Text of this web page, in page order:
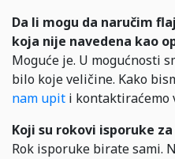
Da li mogu da naručim
koja nije navedena kao
Moguće je. U mogućnosti
bilo koje veličine. Kako
nam upit i kontaktiraćemo
Koji su rokovi isporuke
Rok isporuke birate sami.